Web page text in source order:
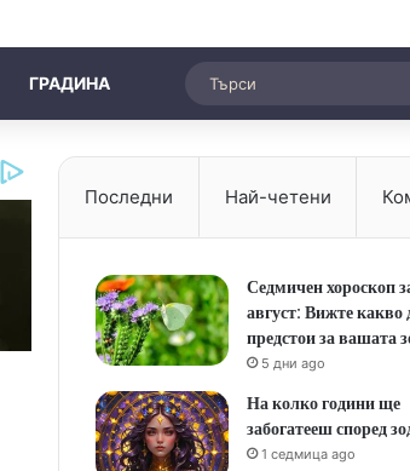
ГРАДИНА
Последни Най-четени
Седмичен хороскоп
август: Вижте какво
предстои за вашата
5 дни ago
На колко години ще
забогатееш според
1 седмица ago